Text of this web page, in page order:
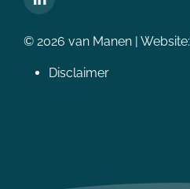
© 2026 van Manen | Website:
Disclaimer